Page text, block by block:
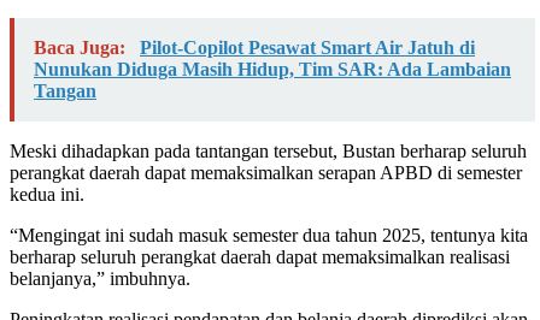
Baca Juga:
Pilot-Copilot Pesawat Smart Air Jatuh di
Nunukan Diduga Masih Hidup, Tim SAR: Ada Lambaian
Tangan
Meski dihadapkan pada tantangan tersebut, Bustan berharap seluruh
perangkat daerah dapat memaksimalkan serapan APBD di semester
kedua ini.
“Mengingat ini sudah masuk semester dua tahun 2025, tentunya kita
berharap seluruh perangkat daerah dapat memaksimalkan realisasi
belanjanya,” imbuhnya.